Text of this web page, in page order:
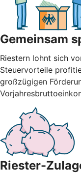
Gemeinsam
Riestern lohnt sich
Steuervorteile
großzügigen
Riester-